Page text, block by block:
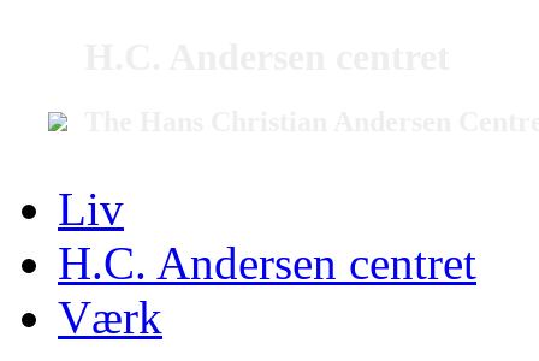
Liv
H.C. Andersen centret
Værk